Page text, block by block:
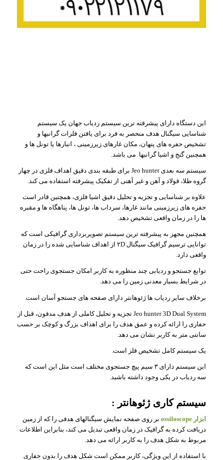
این دستگاه دارای پیشرفته ترین سیستم ردیاب جهان یک سیستم
شناسایی سیگنال هدف منحصر به فرد برای یافتن فلزات گرانبها و
تشخیص حفره های پنهان، مکان غارهای زیرزمینی ، انبارها یا تونل ها و
همچنین گنج و اشیا گرانبها می باشد.
سیستم سه بعدی Jeo hunter برای طبقه بندی دقیق اهداف فلزی در چهار
گروه طلا، فولاد و آهن و غیر آهنی از تفکیک پیشرفته استفاده می کند.
علاوه بر شناسایی و تجزیه و تحلیل دقیق اشیا فلزی، همچنین قادر است
حفره های زیرزمینی مانند غارها، سرداب ها، تونل ها، پناهگاه ها و مقبره
ها را در زمان واقعی تشخیص دهد.
همچنین مجهز به پیشرفته ترین سیستم تصویربرداری گرافیکی است که
توانایی ترسیم گرافیک سیگنال ۲D از اهداف شناسایی شده را در زمان
واقعی دارد.
توابع جستجو و ردیابی چند منظوره به کاربر امکان جستجوی راحت حتی
در شرایط بسیار معدنی زمین را می دهد.
برخلاف سایر ردیاب ها ژئوهانتر دارای صفحه های جستجو آسان است.
Jeo hunter 3D Dual System تجزیه و تحلیل کاملی از هدف مدفون، قبل از
حفاری را ارائه کرده و عمق هدف را برای اهداف بزرگ و کوچک بر حسب
سانتی متر به کاربر نشان می دهد.
یک سیستم کامل تشخیص فلز است.
این سیستم دارای ۳ سیم پیچ جستجوی مختلف است مثل این است که
سه ردیاب در یکی وجود داشته باشید.
سیستم کاری ژئوهانتر :
ابزار ossiloscope
بر روی صفحه نمایش سیگنالهای هدفی را که از زمین
دریافت کرده به گرافیک در زمان واقعی تبدیل می کند، بنابراین اطلاعات
مربوط به شکل هدف را به کاربر ارائه می دهد.
با استفاده از این ویژگی، کاربر ممکن است شکل هدف را بدون حفاری